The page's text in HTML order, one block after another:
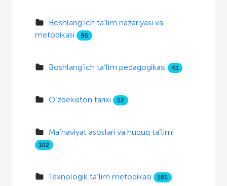
Boshlang‘ich ta’lim nazariyasi va
metodikasi
95
Boshlang‘ich ta’lim pedagogikasi 61
O‘zbekiston tarixi 52
Ma’naviyat asoslari va huquq ta’limi
102
Texnologik ta’lim metodikasi 165